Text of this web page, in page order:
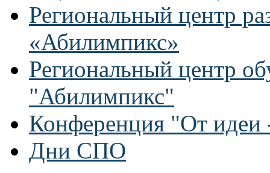
Региональный центр
«Абилимпикс»
Региональный центр
"Абилимпикс"
Конференция "От идеи
Дни СПО